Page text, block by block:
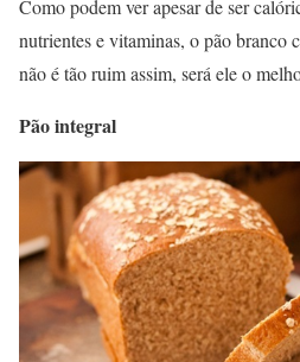
Como podem ver apesar de ser
nutrientes e vitaminas, o pão branco
não é tão ruim assim, será ele o
Pão integral